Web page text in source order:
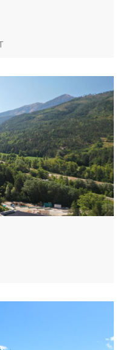
dove è possibile
che richiedono un
presenti contenitori
metallici, olio, vetro,
offre anche